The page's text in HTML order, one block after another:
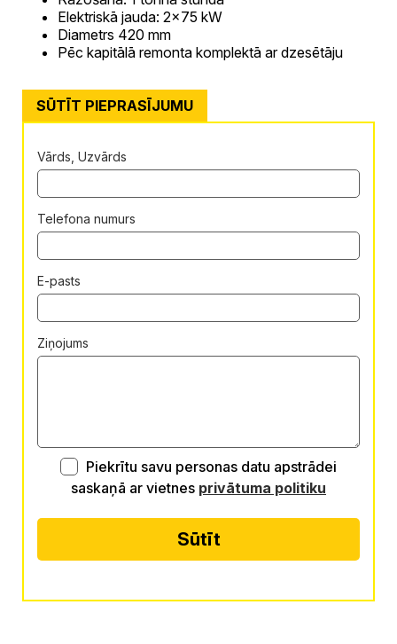
Elektriskā jauda: 2×75 kW
Diametrs 420 mm
Pēc kapitālā remonta komplektā ar dzesētāju
SŪTĪT PIEPRASĪJUMU
Vārds, Uzvārds
Telefona numurs
E-pasts
Ziņojums
Piekrītu savu personas datu apstrādei
saskaņā ar vietnes privātuma politiku
Sūtīt